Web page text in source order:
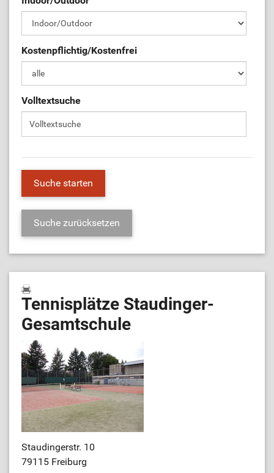
ÜL-Börse
Kostenpflichtig/Kostenfrei
Volltextsuche
Tennisplätze Staudinger-
Gesamtschule
Staudingerstr. 10
79115 Freiburg